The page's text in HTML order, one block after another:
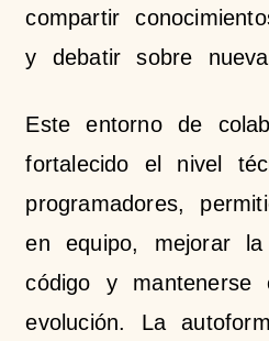
compartir
y debatir sobre
Este entorno de
fortalecido el nivel
programadores,
en equipo, mejorar
código y mantenerse
evolución. La